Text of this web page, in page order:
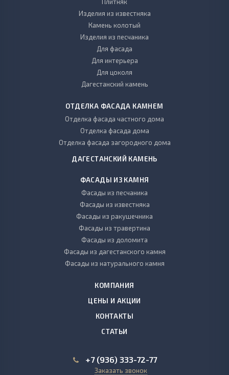
Изделия из известняка
Камень колотый
Изделия из песчаника
Для фасада
Для интерьера
Для цоколя
Дагестанский камень
ОТДЕЛКА ФАСАДА КАМНЕМ
Отделка фасада частного дома
Отделка фасада дома
Отделка фасада загородного дома
ДАГЕСТАНСКИЙ КАМЕНЬ
ФАСАДЫ ИЗ КАМНЯ
Фасады из песчаника
Фасады из известняка
Фасады из ракушечника
Фасады из травертина
Фасады из доломита
Фасады из дагестанского камня
Фасады из натурального камня
КОМПАНИЯ
ЦЕНЫ И АКЦИИ
КОНТАКТЫ
СТАТЬИ
+7 (936) 333-72-77
Заказать звонок